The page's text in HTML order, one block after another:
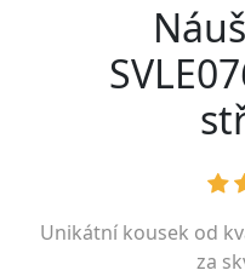
Unikátní kousek od
za